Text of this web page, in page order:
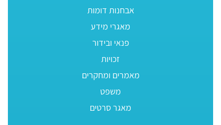
אבחנות דומות
מאגרי מידע
פנאי ובידור
זכויות
מאמרים ומחקרים
משפט
מאגר סרטים